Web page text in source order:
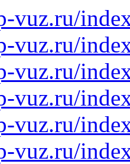
vuz.ru/
vuz.ru/
vuz.ru/
vuz.ru/
vuz.ru/
vuz.ru/